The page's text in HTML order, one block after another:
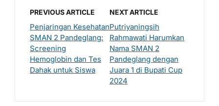
PREVIOUS ARTICLE
Penjaringan Kesehatan
SMAN 2 Pandeglang:
Screening
Hemoglobin dan Tes
Dahak untuk Siswa
NEXT ARTICLE
Putriyaningsih
Rahmawati Harumkan
Nama SMAN 2
Pandeglang dengan
Juara 1 di Bupati Cup
2024